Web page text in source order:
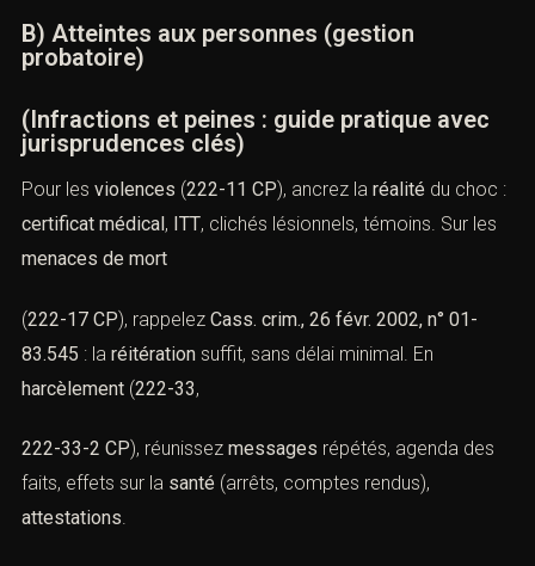
B) Atteintes aux personnes (gestion
probatoire)
(Infractions et peines : guide pratique avec
jurisprudences clés)
Pour les violences (222-11 CP), ancrez la réalité du choc :
certificat médical, ITT, clichés lésionnels, témoins. Sur les
menaces de mort
(222-17 CP), rappelez Cass. crim., 26 févr. 2002, n° 01-
83.545 : la réitération suffit, sans délai minimal. En
harcèlement (222-33,
222-33-2 CP), réunissez messages répétés, agenda des
faits, effets sur la santé (arrêts, comptes rendus),
attestations.